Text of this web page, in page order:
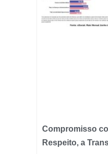
Compromisso
Respeito, a